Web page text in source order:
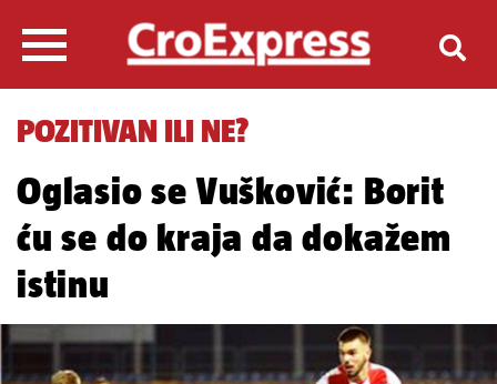
POZITIVAN ILI NE?
Oglasio se Vušković: Borit
ću se do kraja da dokažem
istinu